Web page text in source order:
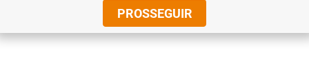
© Copyright 2025 Diários Associados
PROSSEGUIR